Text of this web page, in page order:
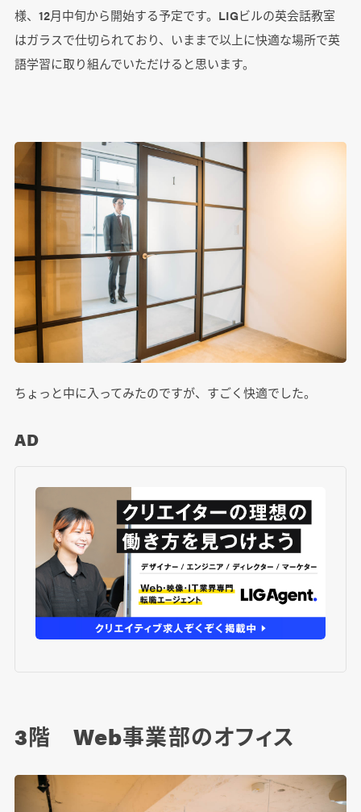
様、12月中旬から開始する予定です。LIGビルの英会話教室
はガラスで仕切られており、いままで以上に快適な場所で英
語学習に取り組んでいただけると思います。
ちょっと中に入ってみたのですが、すごく快適でした。
AD
3階 Web事業部のオフィス